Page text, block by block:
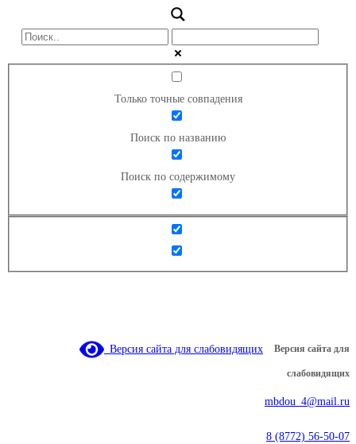
Только точные совпадения
Поиск по названию
Поиск по содержимому
Версия сайта для слабовидящих Версия сайта для
слабовидящих
mbdou_4@mail.ru
8 (8772) 56-50-07